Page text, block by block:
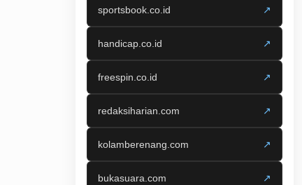
sportsbook.co.id ↗
handicap.co.id ↗
freespin.co.id ↗
redaksiharian.com ↗
kolamberenang.com ↗
bukasuara.com ↗